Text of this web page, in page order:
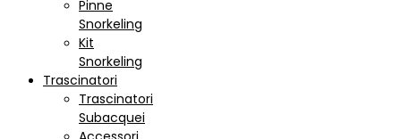
Pinne
Snorkeling
Kit
Snorkeling
Trascinatori
Trascinatori
Subacquei